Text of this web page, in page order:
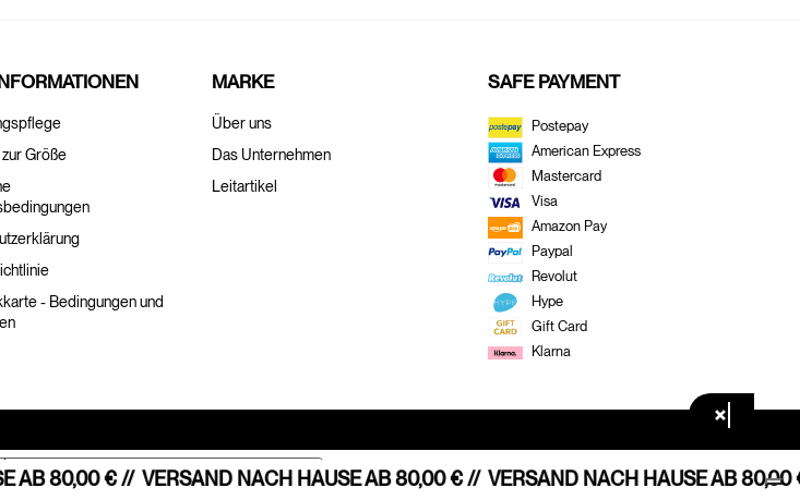
AB 80,00 € //VERSAND NACH HAUSE AB 80,00 € //VERSAND NACH HAUSE AB 80,00
Größe
- Bedingungen und
MARKE
Über uns
Das Unternehmen
Leitartikel
SAFE PAYMENT
Postepay
American Express
Mastercard
Visa
Amazon Pay
Paypal
Revolut
Hype
Gift Card
Klarna
×
Ihre Datenschutzeinstellungen